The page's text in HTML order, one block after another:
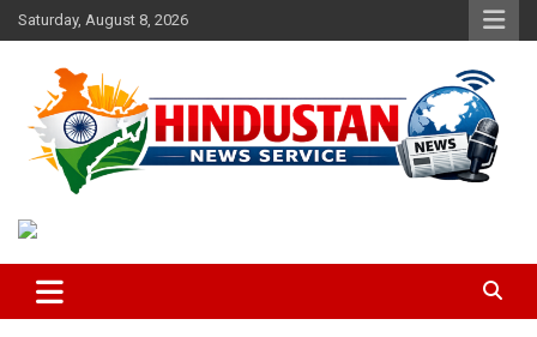
Skip
to
Saturday, August 8, 2026
Hindustan News Service